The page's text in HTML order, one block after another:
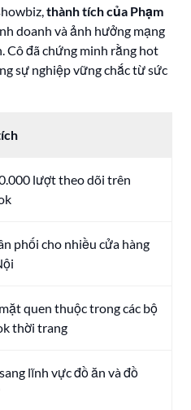
thành tích của Phạm
doanh và ảnh hưởng mạng
Cô đã chứng minh rằng hot
sự nghiệp vững chắc từ sức
lượt theo dõi trên
phối cho nhiều cửa hàng
quen thuộc trong các bộ
thời trang
lĩnh vực đồ ăn và đồ